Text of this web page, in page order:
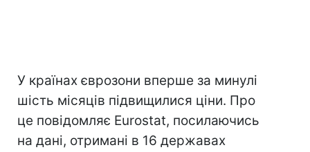
У країнах єврозони вперше за минулі
шість місяців підвищилися ціни. Про
це повідомляє Eurostat, посилаючись
на дані, отримані в 16 державах